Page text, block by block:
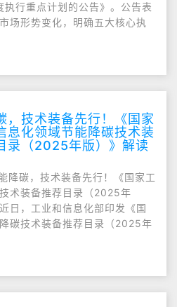
执行重点计划的公告》。公告表
场形势变化，明确五大核心执
，技术装备先行！《国家
息化领域节能降碳技术装
录（2025年版）》解读
降碳，技术装备先行！《国家工
术装备推荐目录（2025年
日，工业和信息化部印发《国
碳技术装备推荐目录（2025年